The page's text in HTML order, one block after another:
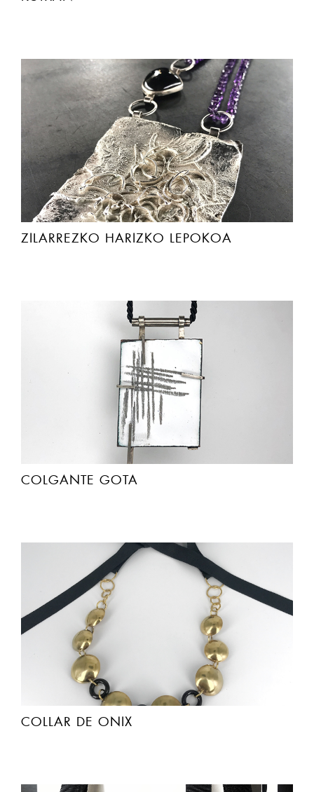
ZILARREZKO HARIZKO LEPOKOA
COLGANTE GOTA
COLLAR DE ONIX